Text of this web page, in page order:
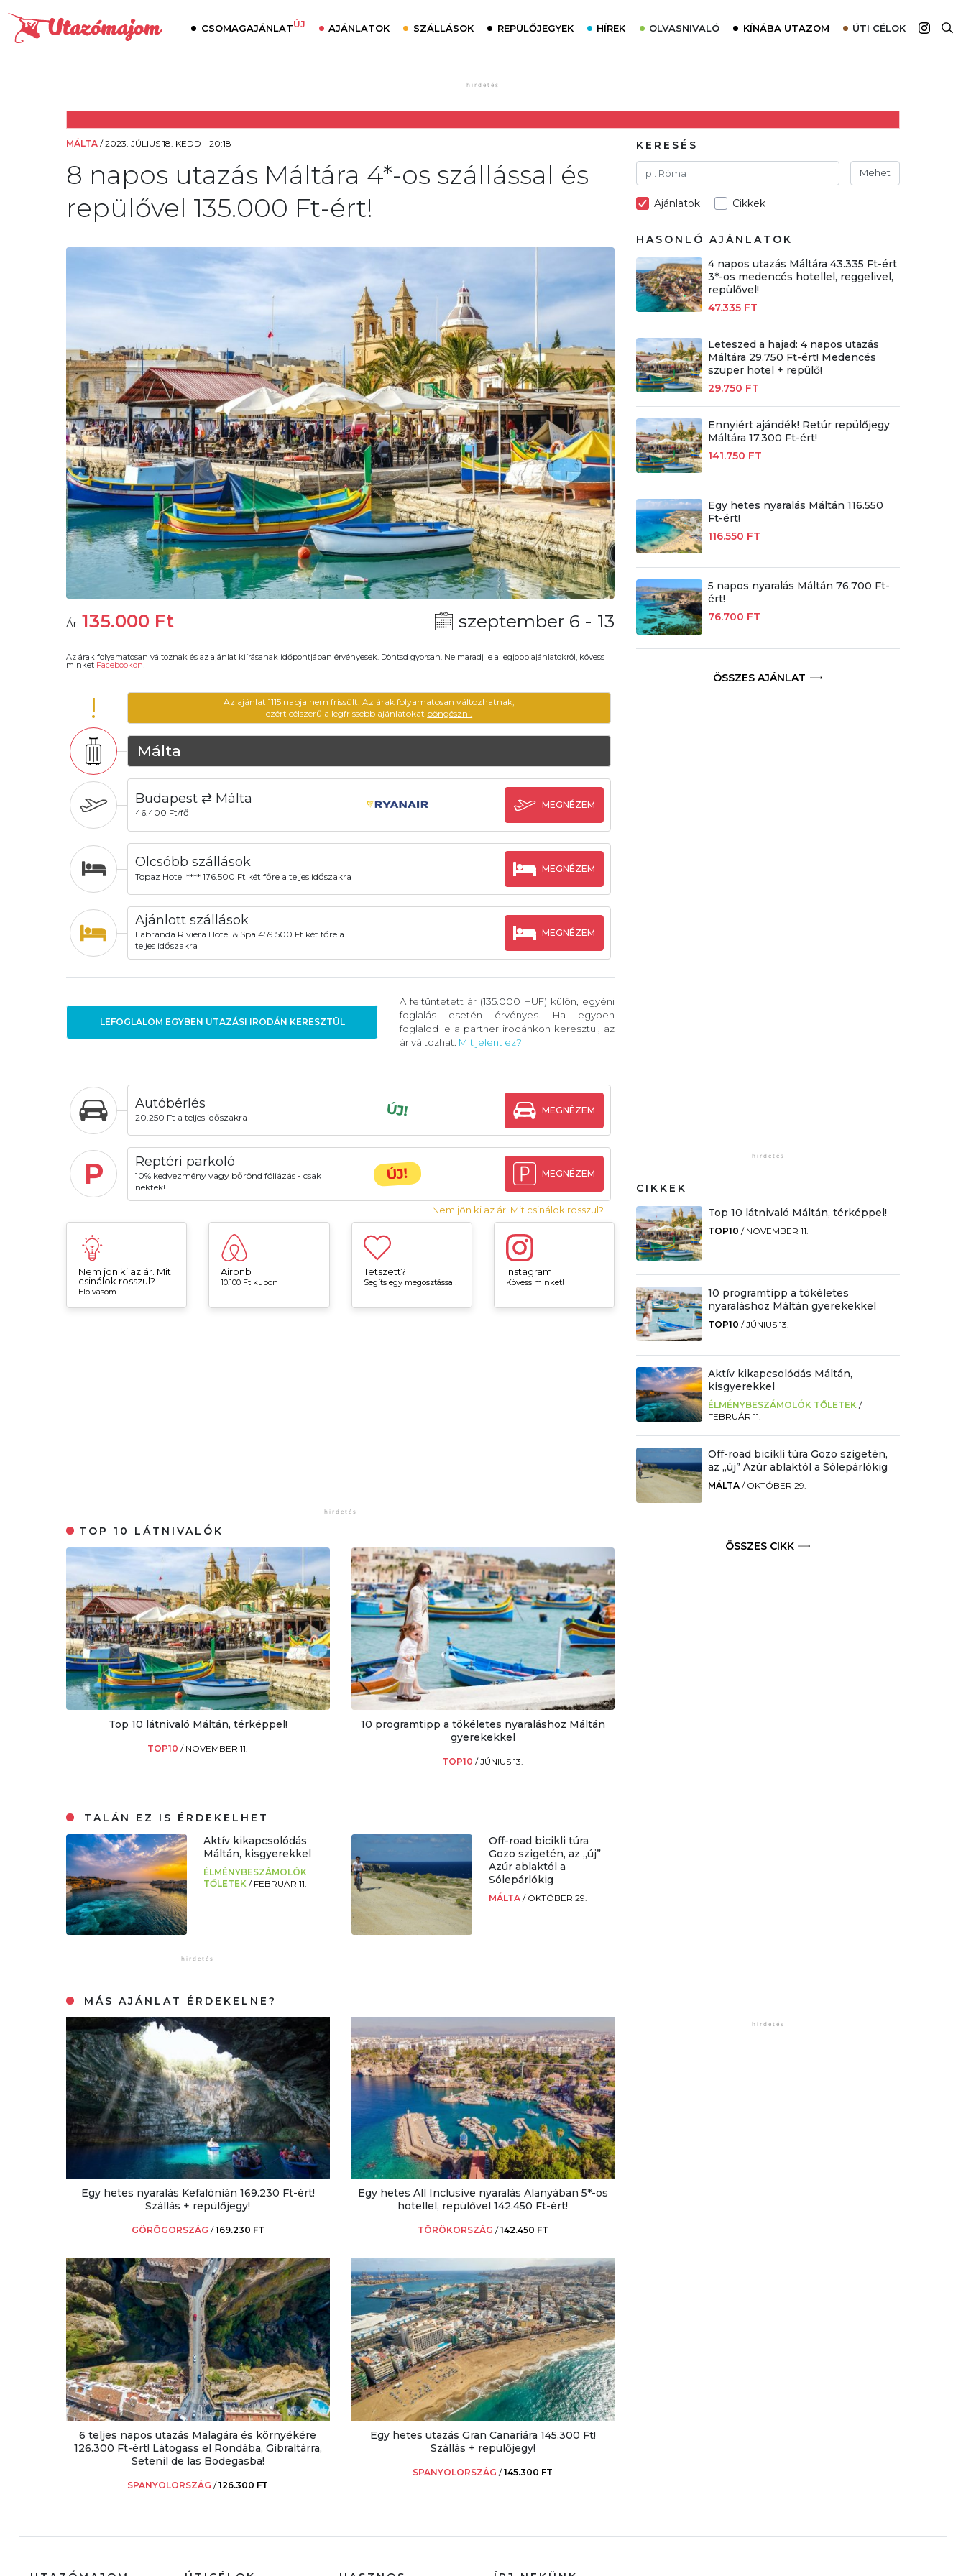
CSOMAGAJÁNLATÚJ AJÁNLATOK SZÁLLÁSOK REPÜLŐJEGYEK HÍREK OLVASNIVALÓ
Utazómajom – CitySIM kártya a világutazóknak
Élménybeszámolók
Szállodalátogatás
Sajtómegjelenések
KÍNÁBA UTAZOM ÚTI CÉLOK
Afrika
MÁLTA /2023. JÚLIUS 18. KEDD - 20:18
8 napos utazás Máltára 4*-os szállással és
repülővel 135.000 Ft-ért!
Ár: 135.000 Ft szeptember 6 - 13
Az árak folyamatosan változnak és az ajánlat kiírásanak időpontjában érvényesek. Döntsd gyorsan. Ne maradj le a legjobb ajánlatokról, kövess
minket Facebookon!
!
Az ajánlat 1115 napja nem frissült. Az árak folyamatosan változhatnak,
ezért célszerű a legfrissebb ajánlatokat böngészni.
Málta
Budapest ⇄ Málta
46.400 Ft/fő
MEGNÉZEM
Olcsóbb szállások
Topaz Hotel **** 176.500 Ft két főre a teljes időszakra
MEGNÉZEM
Ajánlott szállások
Labranda Riviera Hotel & Spa 459.500 Ft két főre a
teljes időszakra
MEGNÉZEM
LEFOGLALOM EGYBEN UTAZÁSI IRODÁN KERESZTÜL
A feltüntetett ár (135.000 HUF) külön, egyéni
foglalás esetén érvényes. Ha egyben
foglalod le a partner irodánkon keresztül, az
ár változhat. Mit jelent ez?
Autóbérlés
20.250 Ft a teljes időszakra ÚJ! MEGNÉZEM
P Reptéri parkoló
10% kedvezmény vagy bőrönd fóliázás - csak
nektek!
ÚJ! MEGNÉZEM
Nem jön ki az ár. Mit csinálok rosszul?
Nem jön ki az ár. Mit
csinálok rosszul?
Elolvasom
Airbnb
10.100 Ft kupon
Tetszett?
Segíts egy megosztással!
Instagram
Kövess minket!
TOP 10 LÁTNIVALÓK
Top 10 látnivaló Máltán, térképpel!
TOP10/ NOVEMBER 11.
10 programtipp a tökéletes nyaraláshoz Máltán
gyerekekkel
TOP10/JÚNIUS 13.
TALÁN EZ IS ÉRDEKELHET
Aktív kikapcsolódás
Máltán, kisgyerekkel
ÉLMÉNYBESZÁMOLÓK
TŐLETEK/ FEBRUÁR 11.
Off-road bicikli túra
Gozo szigetén, az „új”
Azúr ablaktól a
Sólepárlókig
MÁLTA / OKTÓBER 29.
MÁS AJÁNLAT ÉRDEKELNE?
Egy hetes nyaralás Kefalónián 169.230 Ft-ért!
Szállás + repülőjegy!
GÖRÖGORSZÁG /169.230 FT
Egy hetes All Inclusive nyaralás Alanyában 5*-os
hotellel, repülővel 142.450 Ft-ért!
TÖRÖKORSZÁG /142.450 FT
6 teljes napos utazás Malagára és környékére
126.300 Ft-ért! Látogass el Rondába, Gibraltárra,
Setenil de las Bodegasba!
SPANYOLORSZÁG /126.300 FT
Egy hetes utazás Gran Canariára 145.300 Ft!
Szállás + repülőjegy!
SPANYOLORSZÁG /145.300 FT
KERESÉS
Mehet
Ajánlatok Cikkek
HASONLÓ AJÁNLATOK
4 napos utazás Máltára 43.335 Ft-ért
3*-os medencés hotellel, reggelivel,
repülővel!
47.335 FT
Leteszed a hajad: 4 napos utazás
Máltára 29.750 Ft-ért! Medencés
szuper hotel + repülő!
29.750 FT
Ennyiért ajándék! Retúr repülőjegy
Máltára 17.300 Ft-ért!
141.750 FT
Egy hetes nyaralás Máltán 116.550
Ft-ért!
116.550 FT
5 napos nyaralás Máltán 76.700 Ft-
ért!
76.700 FT
ÖSSZES AJÁNLAT
CIKKEK
Top 10 látnivaló Máltán, térképpel!
TOP10 / NOVEMBER 11.
10 programtipp a tökéletes
nyaraláshoz Máltán gyerekekkel
TOP10 /JÚNIUS 13.
Aktív kikapcsolódás Máltán,
kisgyerekkel
ÉLMÉNYBESZÁMOLÓK TŐLETEK /
FEBRUÁR 11.
Off-road bicikli túra Gozo szigetén,
az „új” Azúr ablaktól a Sólepárlókig
MÁLTA / OKTÓBER 29.
ÖSSZES CIKK